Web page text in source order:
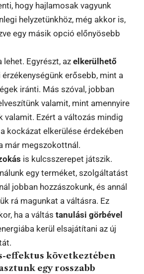
hogy hajlamosak vagyunk
helyzetünkhöz, még akkor is,
egy másik opció előnyösebb
lehet. Egyrészt, az elkerülhető
érzékenységünk erősebb, mint a
iránti. Más szóval, jobban
valamit, mint amennyire
valamit. Ezért a változás mindig
kockázat elkerülése érdekében
már megszokottnál.
is kulcsszerepet játszik.
egy terméket, szolgáltatást
jobban hozzászokunk, és annál
rá magunkat a váltásra. Ez
ha a váltás tanulási görbével
kerül elsajátítani az új
effektus következtében
egy rosszabb